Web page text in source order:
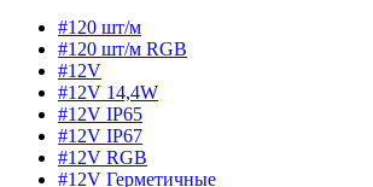
#120 шт/м
#120 шт/м RGB
#12V
#12V 14,4W
#12V IP65
#12V IP67
#12V RGB
#12V Герметичные